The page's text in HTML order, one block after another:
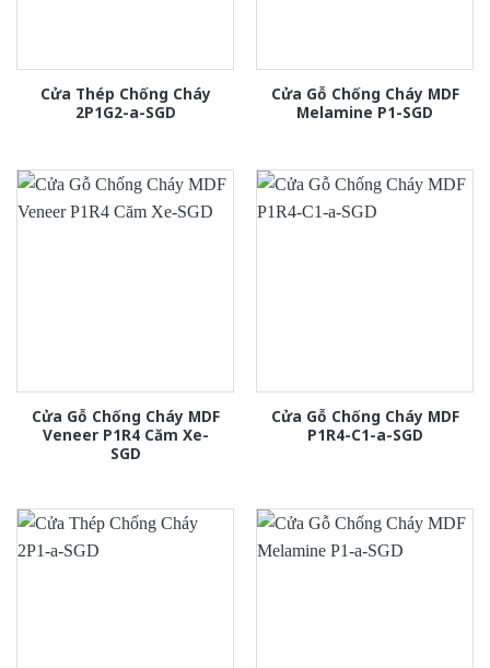
Cửa Thép Chống Cháy
2P1G2-a-SGD
Cửa Gỗ Chống Cháy MDF
Melamine P1-SGD
Cửa Gỗ Chống Cháy MDF
Veneer P1R4 Căm Xe-
SGD
Cửa Gỗ Chống Cháy MDF
P1R4-C1-a-SGD